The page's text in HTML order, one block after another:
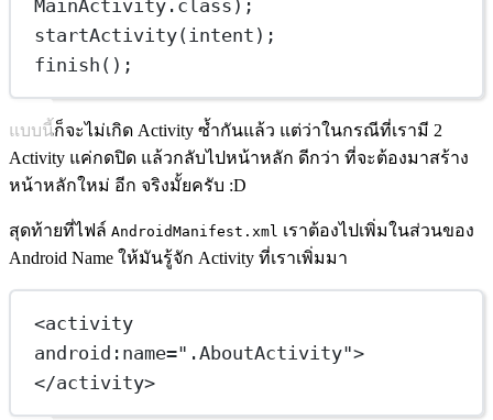
MainActivity.class);
startActivity(intent);
finish ();
แบบนี้ก็จะไม่เกิด Activity ซ้ำกันแล้ว แต่ว่าในกรณีที่เรามี 2
Activity แค่กดปิด แล้วกลับไปหน้าหลัก ดีกว่า ที่จะต้องมาสร้าง
หน้าหลักใหม่ อีก จริงมั้ยครับ :D
สุดท้ายที่ไฟล์ AndroidManifest.xml เราต้องไปเพิ่มในส่วนของ
Android Name ให้มันรู้จัก Activity ที่เราเพิ่มมา
<activity
android:name=".AboutActivity">
</activity>